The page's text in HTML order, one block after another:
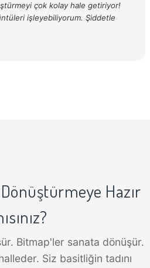
çok kolay hale getiriyor!
işleyebiliyorum. Şiddetle
Hazır
Bitmap'ler sanata dönüşür.
Siz basitliğin tadını